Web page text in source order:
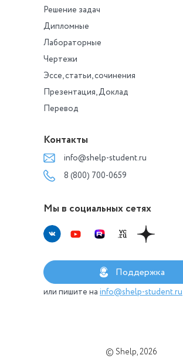
Решение задач
Дипломные
Лабораторные
Чертежи
Эссе, статьи, сочинения
Презентация, Доклад
Перевод
Контакты
info@shelp-student.ru
8 (800) 700-0659
Мы в социальных сетях
Поддержка
или пишите на info@shelp-student.ru
© Shelp, 2026